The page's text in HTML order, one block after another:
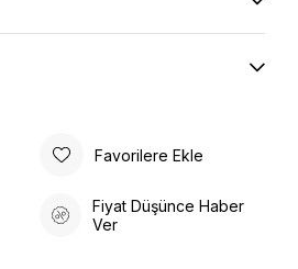
Favorilere Ekle
Fiyat Düşünce Haber
Ver